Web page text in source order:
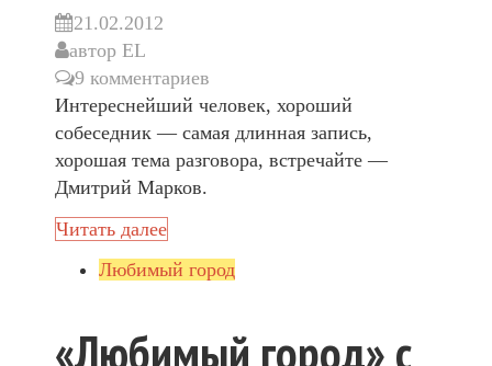
21.02.2012
автор EL
9 комментариев
Интереснейший человек, хороший
собеседник — самая длинная запись,
хорошая тема разговора, встречайте —
Дмитрий Марков.
Читать далее
Любимый город
«Любимый город» с